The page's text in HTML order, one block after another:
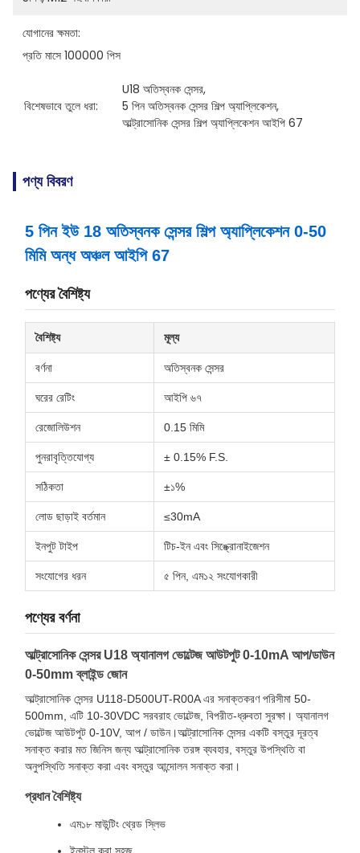
যোগানের ক্ষমতা:
প্রতি মাসে 100000 পিস
বিশেষভাবে তুলে ধরা:
U18 অতিস্বনক সেন্সর,
5 পিন অতিস্বনক সেন্সর শিল্প অ্যাপ্লিকেশন,
আল্ট্রাসোনিক সেন্সর শিল্প অ্যাপ্লিকেশন আইপি 67
পণ্য বিবরণ
5 পিন ইউ 18 অতিস্বনক সেন্সর শিল্প অ্যাপ্লিকেশন 0-50
মিমি অন্ধ অঞ্চল আইপি 67
পণ্যের বৈশিষ্ট্য
বৈশিষ্ট্য মূল্য
বর্ণনা অতিস্বনক সেন্সর
ঘরের রেটিং আইপি ৬৭
রেজোলিউশন 0.15 মিমি
পুনরাবৃত্তিযোগ্য ± 0.15% F.S.
সঠিকতা ±১%
লোড ছাড়াই বর্তমান ≤30mA
ইনপুট টাইপ টিচ-ইন এবং সিঙ্ক্রোনাইজেশন
সংযোগের ধরন ৫ পিন, এম১২ সংযোগকারী
পণ্যের বর্ণনা
আল্ট্রাসোনিক সেন্সর U18 অ্যানালগ ভোল্টেজ আউটপুট 0-10mA আপ/ডাউন
0-50mm ব্লাইন্ড জোন
আল্ট্রাসোনিক সেন্সর U118-D500UT-R00A এর সনাক্তকরণ পরিসীমা 50-
500mm, এটি 10-30VDC সরবরাহ ভোল্টেজ, বিপরীত-ধ্রুবতা সুরক্ষা। অ্যানালগ
ভোল্টেজ আউটপুট 0-10V, আপ / ডাউন।আল্ট্রাসোনিক সেন্সর একটি বস্তুর দূরত্ব
সনাক্ত করার মত জিনিস জন্য আল্ট্রাসোনিক তরঙ্গ ব্যবহার, বস্তুর উপস্থিতি বা
অনুপস্থিতি সনাক্ত করা এবং বস্তুর আন্দোলন সনাক্ত করা।
প্রধান বৈশিষ্ট্য
এম১৮ মাউন্টিং থ্রেড স্লিভ